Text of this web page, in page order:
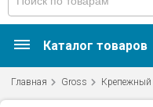
Каталог товаров
Главная Gross Крепежный